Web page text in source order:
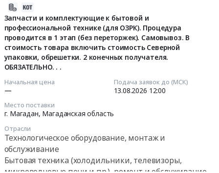
Запчасти и комплектующие к бытовой и
профессиональной технике (для ОЗРК). Процедура
проводится в 1 этап (без переторжек). Самовывоз. В
стоимость товара включить стоимость Северной
упаковки, обрешетки. 2 конечных получателя.
ОБЯЗАТЕЛЬНО. . .
Начальная цена
—
Подача заявок до (МСК)
13.08.2026 12:00
Место поставки
г. Магадан, Магаданская область
Отрасли
Технологическое оборудование, монтаж и
обслуживание
Бытовая техника (холодильники, телевизоры,